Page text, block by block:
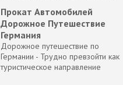
Прокат Автомобилей
Дорожное Путешествие
Германия
Дорожное путешествие по
Германии - Трудно превзойти как
туристическое направление